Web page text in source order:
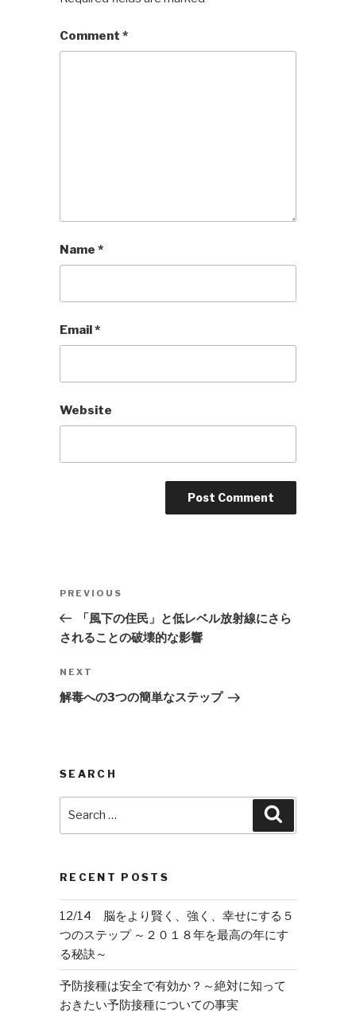
Comment *
Name *
Email*
Website
Previous
Post
PREVIOUS
「風下の住民」と低レベル放射線にさら
されることの破壊的な影響
Next
Post
NEXT
解毒への3つの簡単なステップ
SEARCH
RECENT POSTS
12/14 脳をより賢く、強く、幸せにする５
つのステップ ～２０１８年を最高の年にす
る秘訣～
予防接種は安全で有効か？～絶対に知って
おきたい予防接種についての事実